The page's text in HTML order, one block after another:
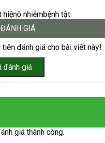
hiệnô nhiễmbệnh tật
ĐÁNH GIÁ
đánh giá cho bài viết này!
giá thành công.